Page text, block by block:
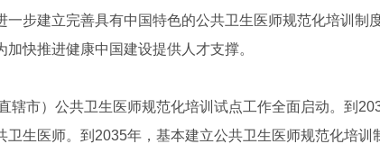
一步建立完善具有中国特色的公共卫生医师规范化培训制
快推进健康中国建设提供人才支撑。
市）公共卫生医师规范化培训试点工作全面启动。到
生医师。到2035年，基本建立公共卫生医师规范化培训